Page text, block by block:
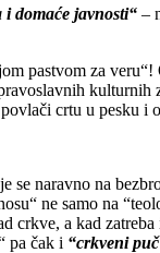
domaće javnosti“ –
pastvom za
kulturnih
crtu u pesku i
naravno na
ne samo na
crkve, a kad
pa čak i “crkveni